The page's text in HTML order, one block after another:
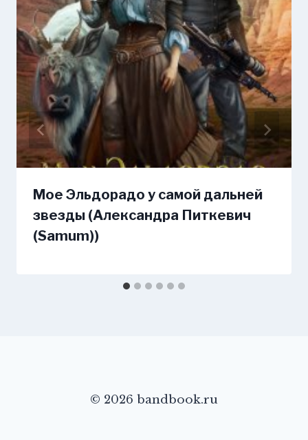
Мое Эльдорадо у самой дальней
звезды (Александра Питкевич
(Samum))
© 2026 bandbook.ru